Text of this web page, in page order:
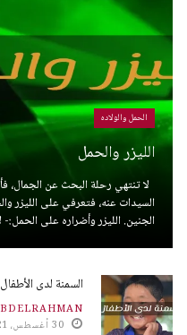
الحمل والولاده
الليزر والحمل
لا تنتهي رحلة البحث عن الجمال،
السيدات عنه، فتعرفي على الليزر
الجنين. الليزر وأضراره على الحمل:-
السمنة لدى الأطفال
30 أغسطس، 2021